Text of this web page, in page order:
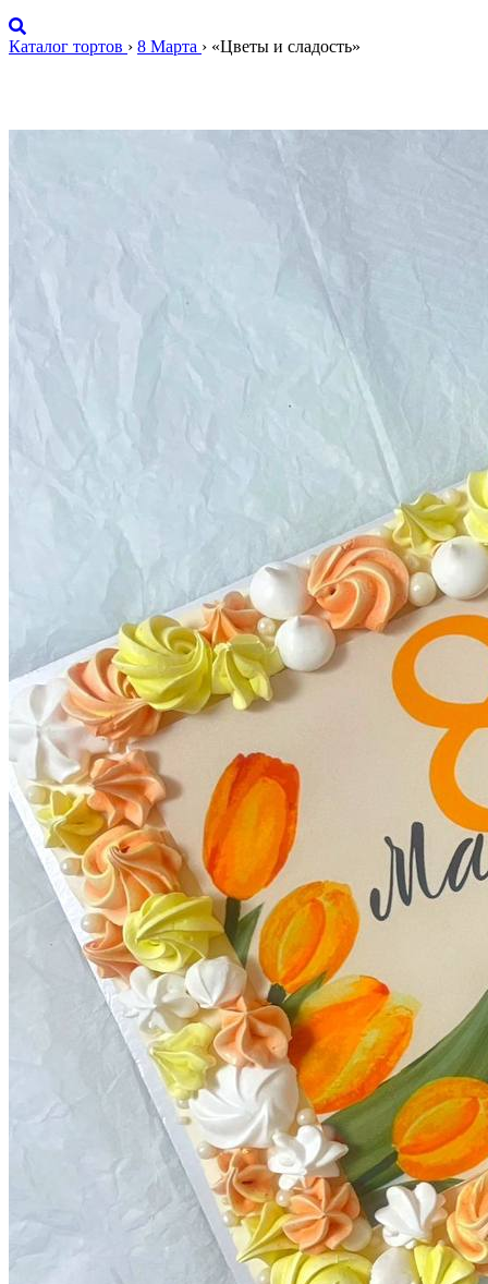
Каталог тортов › 8 Марта › «Цветы и сладость»